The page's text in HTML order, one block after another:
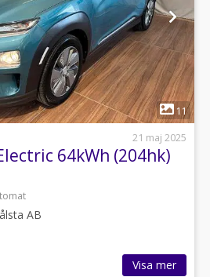
1
11
21 maj 2025
64kWh (204hk)
AB
Visa mer